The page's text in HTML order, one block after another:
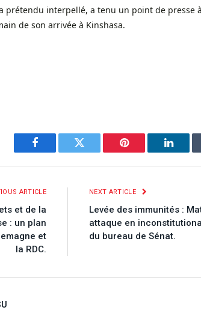
prétendu interpellé, a tenu un point de presse
de son arrivée à Kinshasa.
Facebook Twitter Pinterest
ARTICLE
et de la
: un plan
et
la RDC.
NEXT ARTICLE
Levée des immunités :
attaque en
du bureau de Sénat.